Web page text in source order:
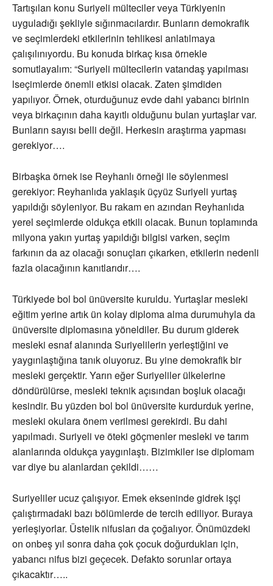
Tartışılan konu Suriyeli mülteciler veya Türkiyenin
uyguladığı şekliyle sığınmacılardır. Bunların demokrafik
ve seçimlerdeki etkilerinin tehlikesi anlatılmaya
çalışılınıyordu. Bu konuda birkaç kısa örnekle
somutlayalım: “Suriyeli mültecilerin vatandaş yapılması
lseçimlerde önemli etkisi olacak. Zaten şimdiden
yapılıyor. Örnek, oturduğunuz evde dahi yabancı birinin
veya birkaçının daha kayıtlı olduğunu bulan yurtaşlar var.
Bunların sayısı belli değil. Herkesin araştırma yapması
gerekiyor….
Birbaşka örnek ise Reyhanlı örneği ile söylenmesi
gerekiyor: Reyhanlıda yaklaşık üçyüz Suriyeli yurtaş
yapıldığı söyleniyor. Bu rakam en azından Reyhanlıda
yerel seçimlerde oldukça etkili olacak. Bunun toplamında
milyona yakın yurtaş yapıldığı bilgisi varken, seçim
farkının da az olacağı sonuçları çıkarken, etkilerin nedenli
fazla olacağının kanıtlarıdır….
Türkiyede bol bol ünüversite kuruldu. Yurtaşlar mesleki
eğitim yerine artık ün kolay diploma alma durumuhyla da
ünüversite diplomasına yöneldiler. Bu durum giderek
mesleki esnaf alanında Suriyelilerin yerleştiğini ve
yaygınlaştığına tanık oluyoruz. Bu yine demokrafik bir
mesleki gerçektir. Yarın eğer Suriyeliler ülkelerine
döndürülürse, mesleki teknik açısından boşluk olacağı
kesindir. Bu yüzden bol bol ünüversite kurdurduk yerine,
mesleki okulara önem verilmesi gerekirdi. Bu dahi
yapılmadı. Suriyeli ve öteki göçmenler mesleki ve tarım
alanlarında oldukça yaygınlaştı. Bizimkiler ise diplomam
var diye bu alanlardan çekildi……
Suriyeliler ucuz çalışıyor. Emek ekseninde gidrek işçi
çalıştırmadaki bazı bölümlerde de tercih ediliyor. Buraya
yerleşiyorlar. Üstelik nifusları da çoğalıyor. Önümüzdeki
on onbeş yıl sonra daha çok çocuk doğurdukları için,
yabancı nifus bizi geçecek. Defakto sorunlar ortaya
çıkacaktır…..